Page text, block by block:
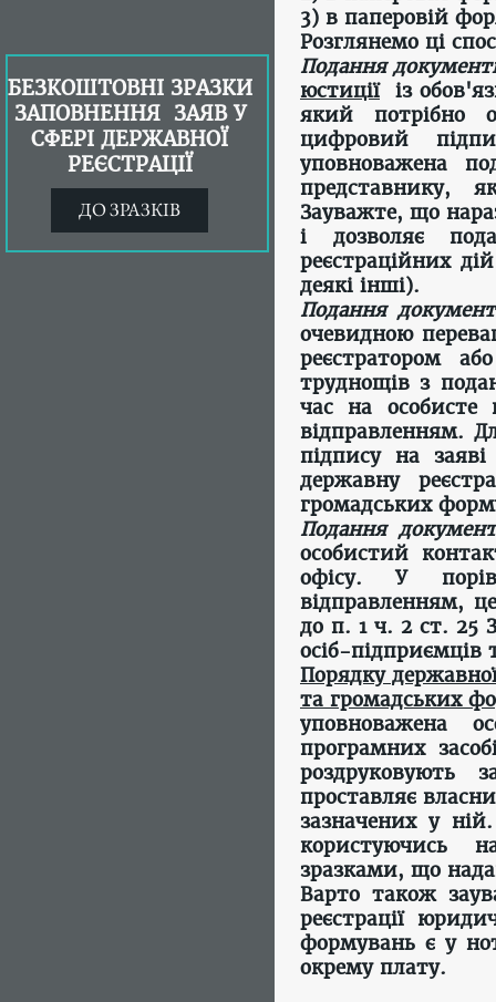
3) в паперовій
Розглянемо ці
Подання
юстиціїіз
який потрібно
цифровий
уповноважена
представнику,
Зауважте, що
і дозволяє
реєстраційних
деякі інші).
Подання
очевидною
реєстратором
труднощів з
час на
відправленням.
підпису на
державну
громадських
Подання
особистий
офісу. У
відправленням,
до п. 1 ч. 2 ст. 25
осіб-підприємців
Порядку
та громадських
уповноважена
програмних
роздруковують
проставляє
зазначених у
користуючись
зразками, що
Варто також
реєстрації
формувань є у
окрему плату.​​
БЕЗКОШТОВНІ ЗРАЗКИ
ЗАПОВНЕННЯ ЗАЯВ У
СФЕРІ ДЕРЖАВНОЇ
РЕЄСТРАЦІЇ
ДО ЗРАЗКІВ